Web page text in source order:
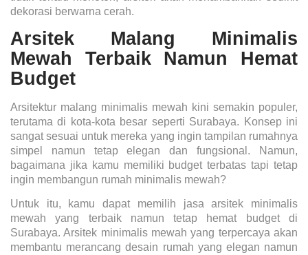
dekorasi berwarna cerah.
Arsitek Malang Minimalis
Mewah Terbaik Namun Hemat
Budget
Arsitektur malang minimalis mewah kini semakin populer,
terutama di kota-kota besar seperti Surabaya. Konsep ini
sangat sesuai untuk mereka yang ingin tampilan rumahnya
simpel namun tetap elegan dan fungsional. Namun,
bagaimana jika kamu memiliki budget terbatas tapi tetap
ingin membangun rumah minimalis mewah?
Untuk itu, kamu dapat memilih jasa arsitek minimalis
mewah yang terbaik namun tetap hemat budget di
Surabaya. Arsitek minimalis mewah yang terpercaya akan
membantu merancang desain rumah yang elegan namun